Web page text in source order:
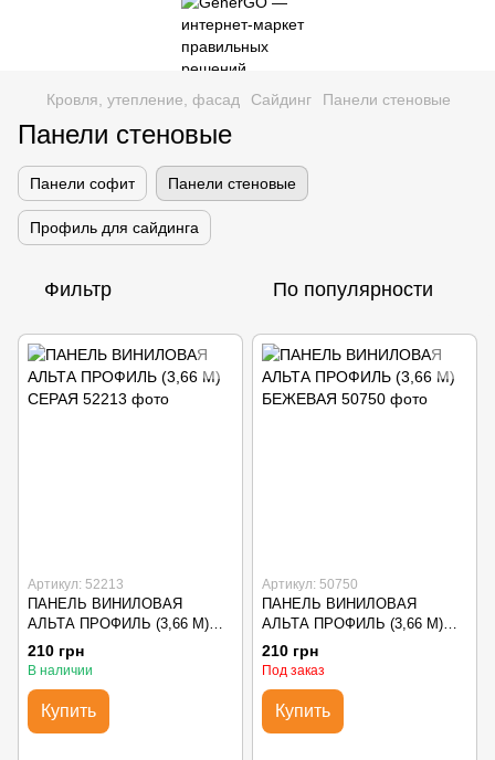
Кровля, утепление, фасад Сайдинг Панели стеновые
Панели стеновые
Панели софит Панели стеновые
Профиль для сайдинга
Фильтр По популярности
Артикул: 52213
ПАНЕЛЬ ВИНИЛОВАЯ
АЛЬТА ПРОФИЛЬ (3,66 М)
СЕРАЯ
210 грн
В наличии
Купить
Артикул: 50750
ПАНЕЛЬ ВИНИЛОВАЯ
АЛЬТА ПРОФИЛЬ (3,66 М)
БЕЖЕВАЯ
210 грн
Под заказ
Купить